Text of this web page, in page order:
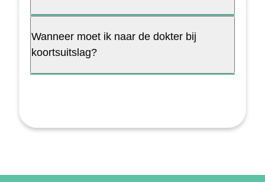
Wanneer moet ik naar de dokter bij
koortsuitslag?